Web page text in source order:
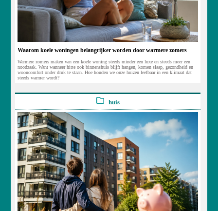
Waarom koele woningen belangrijker worden door warmere zomers
Warmere zomers maken van een koele woning steeds minder een luxe en steeds meer een
noodzaak. Want wanneer hitte ook binnenshuis blijft hangen, komen slaap, gezondheid en
wooncomfort onder druk te staan. Hoe houden we onze huizen leefbaar in een klimaat dat
steeds warmer wordt?
huis